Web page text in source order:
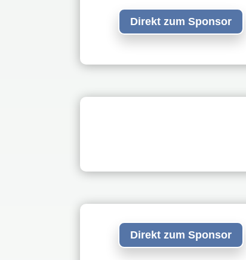
Direkt zum Sponsor
Direkt zum Sponsor